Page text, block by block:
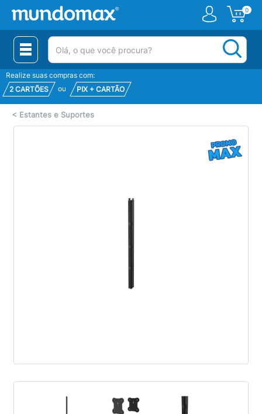
0
(pesquisar)
Realize suas compras com:
2 CARTÕES
ou PIX + CARTÃO
< Estantes e Suportes